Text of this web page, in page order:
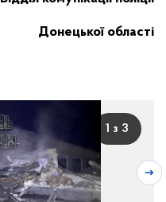
Донецької області
1 з 3